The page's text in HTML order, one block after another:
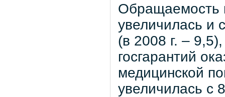
Обращаемость
увеличилась и
(в 2008 г. –
госгарантий
медицинской
увеличилась с